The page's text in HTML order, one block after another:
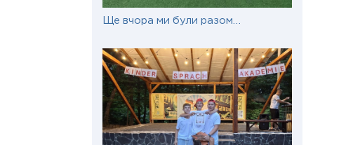
Ще вчора ми були разом…